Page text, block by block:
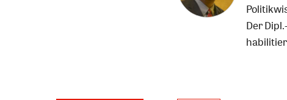
Der